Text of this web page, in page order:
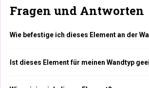
Fragen und Antworten
Wie befestige ich dieses Element an der
Ist dieses Element für meinen Wandtyp